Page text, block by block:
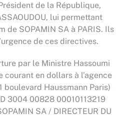
de la République,
lui permettant
de SOPAMIN SA à PARIS. Ils
de ces directives.
par le Ministre Hassoumi
courant en dollars à l’agence
boulevard Haussmann Paris)
3004 00828 00010113219
SA / DIRECTEUR DU